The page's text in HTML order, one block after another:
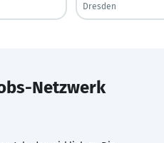
Dresden
Netzwerk